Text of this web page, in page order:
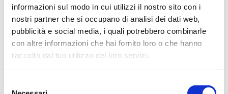
informazioni sul modo in cui utilizzi il nostro sito con i
nostri partner che si occupano di analisi dei dati web,
pubblicità e social media, i quali potrebbero combinarle
con altre informazioni che hai fornito loro o che hanno
raccolto dal tuo utilizzo dei loro servizi.
Trattamento: Giappone –Privacy Policy
ALTRI STRUMENTI DI
CONTATTO
WhatsApp è un servizio di messaggistica